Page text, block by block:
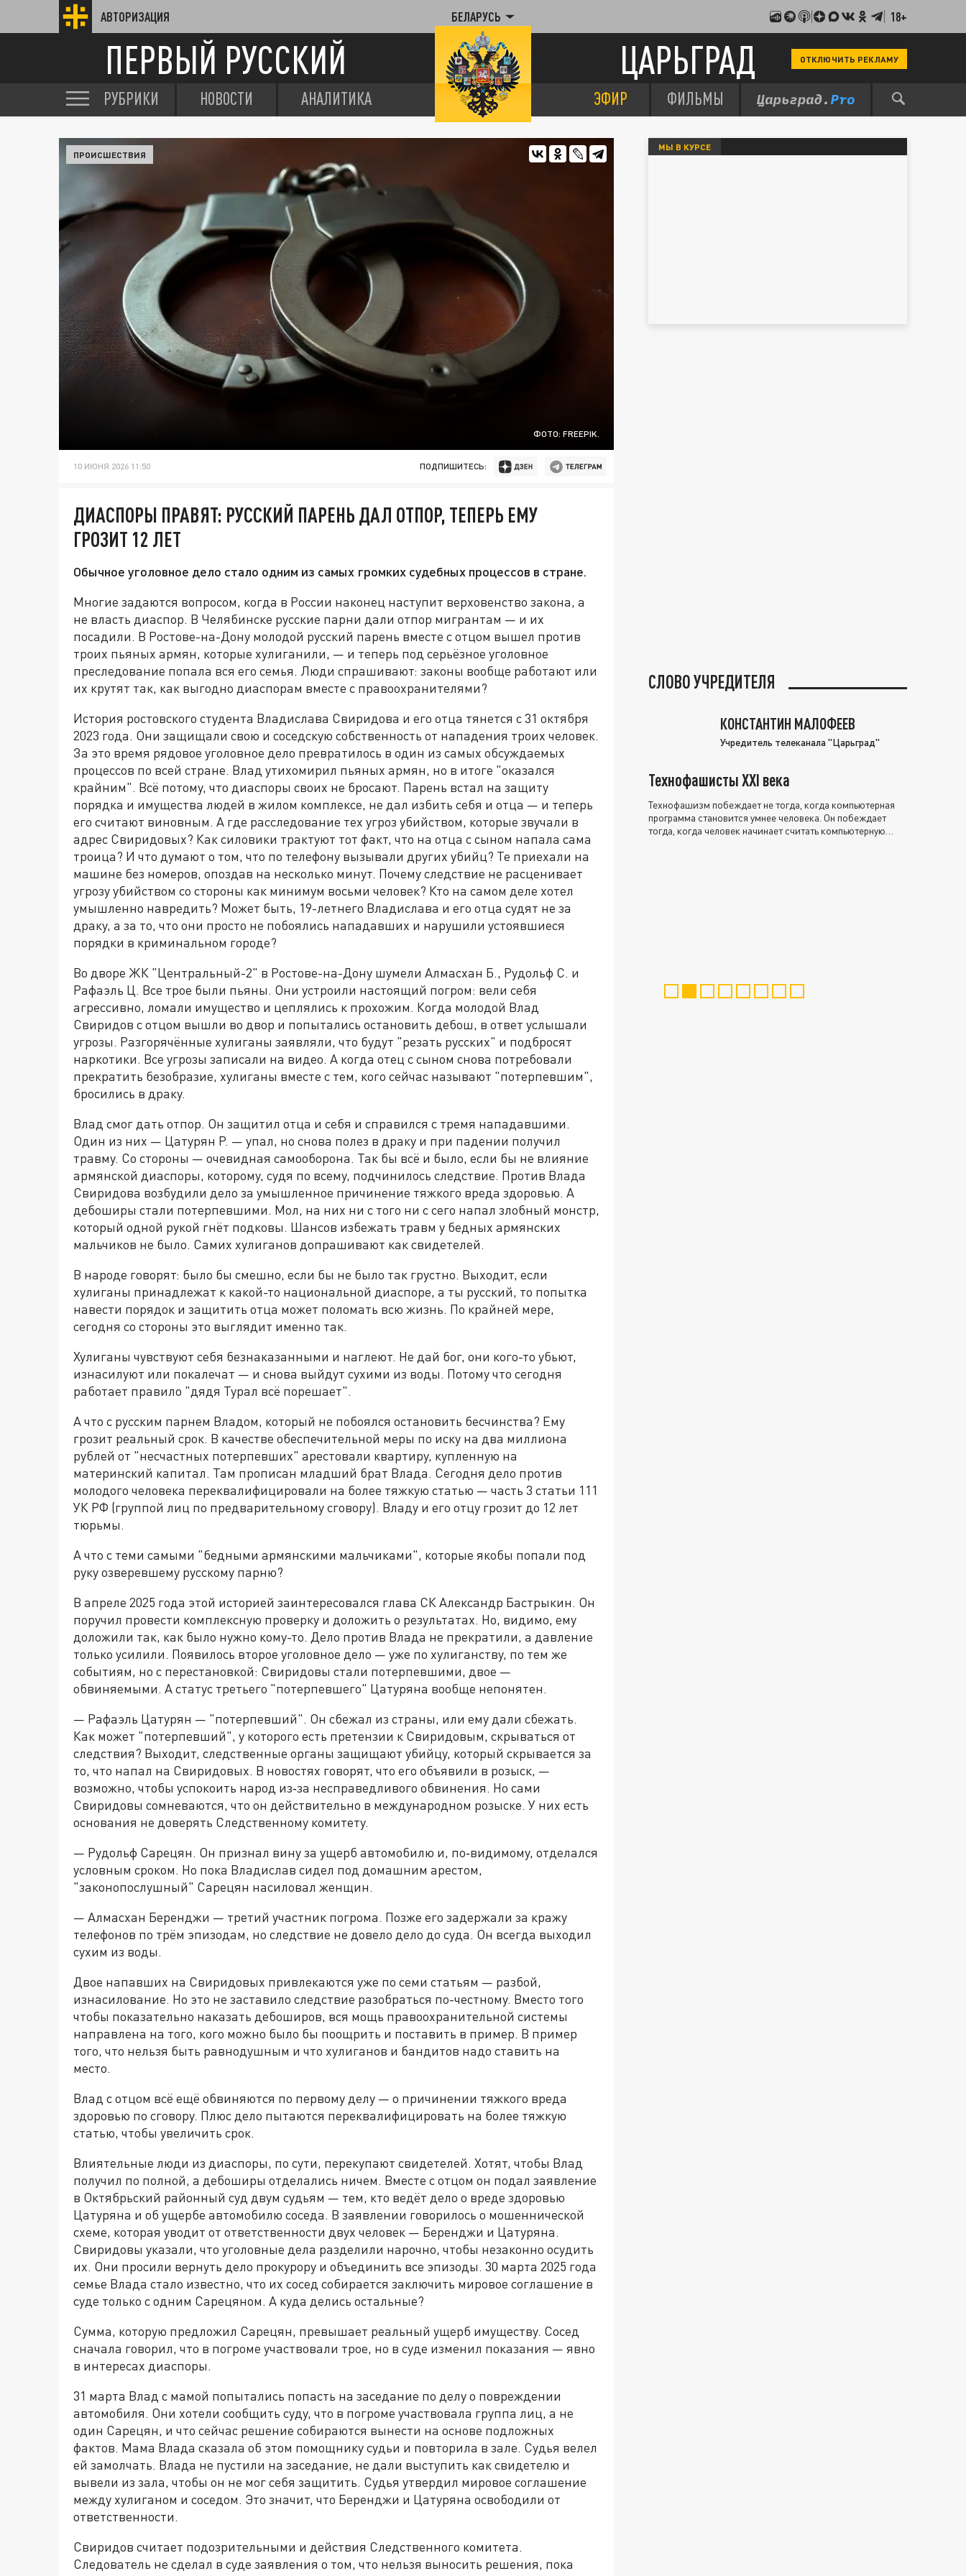
АВТОРИЗАЦИЯ БЕЛАРУСЬ 18+
ПЕРВЫЙ РУССКИЙ ЦАРЬГРАД ОТКЛЮЧИТЬ РЕКЛАМУ
РУБРИКИ НОВОСТИ АНАЛИТИКА ЭФИР ФИЛЬМЫ
ФОТО: FREEPIK.
ПРОИСШЕСТВИЯ
10 ИЮНЯ 2026 11:50 ПОДПИШИТЕСЬ:
ДИАСПОРЫ ПРАВЯТ: РУССКИЙ ПАРЕНЬ ДАЛ ОТПОР, ТЕПЕРЬ ЕМУ
ГРОЗИТ 12 ЛЕТ
Обычное уголовное дело стало одним из самых громких судебных процессов в стране.
Многие задаются вопросом, когда в России наконец наступит верховенство закона, а
не власть диаспор. В Челябинске русские парни дали отпор мигрантам — и их
посадили. В Ростове-на-Дону молодой русский парень вместе с отцом вышел против
троих пьяных армян, которые хулиганили, — и теперь под серьёзное уголовное
преследование попала вся его семья. Люди спрашивают: законы вообще работают или
их крутят так, как выгодно диаспорам вместе с правоохранителями?
История ростовского студента Владислава Свиридова и его отца тянется с 31 октября
2023 года. Они защищали свою и соседскую собственность от нападения троих человек.
За это время рядовое уголовное дело превратилось в один из самых обсуждаемых
процессов по всей стране. Влад утихомирил пьяных армян, но в итоге "оказался
крайним". Всё потому, что диаспоры своих не бросают. Парень встал на защиту
порядка и имущества людей в жилом комплексе, не дал избить себя и отца — и теперь
его считают виновным. А где расследование тех угроз убийством, которые звучали в
адрес Свиридовых? Как силовики трактуют тот факт, что на отца с сыном напала сама
троица? И что думают о том, что по телефону вызывали других убийц? Те приехали на
машине без номеров, опоздав на несколько минут. Почему следствие не расценивает
угрозу убийством со стороны как минимум восьми человек? Кто на самом деле хотел
умышленно навредить? Может быть, 19-летнего Владислава и его отца судят не за
драку, а за то, что они просто не побоялись нападавших и нарушили устоявшиеся
порядки в криминальном городе?
Во дворе ЖК "Центральный-2" в Ростове-на-Дону шумели Алмасхан Б., Рудольф С. и
Рафаэль Ц. Все трое были пьяны. Они устроили настоящий погром: вели себя
агрессивно, ломали имущество и цеплялись к прохожим. Когда молодой Влад
Свиридов с отцом вышли во двор и попытались остановить дебош, в ответ услышали
угрозы. Разгорячённые хулиганы заявляли, что будут "резать русских" и подбросят
наркотики. Все угрозы записали на видео. А когда отец с сыном снова потребовали
прекратить безобразие, хулиганы вместе с тем, кого сейчас называют "потерпевшим",
бросились в драку.
Влад смог дать отпор. Он защитил отца и себя и справился с тремя нападавшими.
Один из них — Цатурян Р. — упал, но снова полез в драку и при падении получил
травму. Со стороны — очевидная самооборона. Так бы всё и было, если бы не влияние
армянской диаспоры, которому, судя по всему, подчинилось следствие. Против Влада
Свиридова возбудили дело за умышленное причинение тяжкого вреда здоровью. А
дебоширы стали потерпевшими. Мол, на них ни с того ни с сего напал злобный монстр,
который одной рукой гнёт подковы. Шансов избежать травм у бедных армянских
мальчиков не было. Самих хулиганов допрашивают как свидетелей.
В народе говорят: было бы смешно, если бы не было так грустно. Выходит, если
хулиганы принадлежат к какой-то национальной диаспоре, а ты русский, то попытка
навести порядок и защитить отца может поломать всю жизнь. По крайней мере,
сегодня со стороны это выглядит именно так.
Хулиганы чувствуют себя безнаказанными и наглеют. Не дай бог, они кого-то убьют,
изнасилуют или покалечат — и снова выйдут сухими из воды. Потому что сегодня
работает правило "дядя Турал всё порешает".
А что с русским парнем Владом, который не побоялся остановить бесчинства? Ему
грозит реальный срок. В качестве обеспечительной меры по иску на два миллиона
рублей от "несчастных потерпевших" арестовали квартиру, купленную на
материнский капитал. Там прописан младший брат Влада. Сегодня дело против
молодого человека переквалифицировали на более тяжкую статью — часть 3 статьи 111
УК РФ (группой лиц по предварительному сговору). Владу и его отцу грозит до 12 лет
тюрьмы.
А что с теми самыми "бедными армянскими мальчиками", которые якобы попали под
руку озверевшему русскому парню?
В апреле 2025 года этой историей заинтересовался глава СК Александр Бастрыкин. Он
поручил провести комплексную проверку и доложить о результатах. Но, видимо, ему
доложили так, как было нужно кому-то. Дело против Влада не прекратили, а давление
только усилили. Появилось второе уголовное дело — уже по хулиганству, по тем же
событиям, но с перестановкой: Свиридовы стали потерпевшими, двое —
обвиняемыми. А статус третьего "потерпевшего" Цатуряна вообще непонятен.
— Рафаэль Цатурян — "потерпевший". Он сбежал из страны, или ему дали сбежать.
Как может "потерпевший", у которого есть претензии к Свиридовым, скрываться от
следствия? Выходит, следственные органы защищают убийцу, который скрывается за
то, что напал на Свиридовых. В новостях говорят, что его объявили в розыск, —
возможно, чтобы успокоить народ из‑за несправедливого обвинения. Но сами
Свиридовы сомневаются, что он действительно в международном розыске. У них есть
основания не доверять Следственному комитету.
— Рудольф Сарецян. Он признал вину за ущерб автомобилю и, по‑видимому, отделался
условным сроком. Но пока Владислав сидел под домашним арестом,
"законопослушный" Сарецян насиловал женщин.
— Алмасхан Беренджи — третий участник погрома. Позже его задержали за кражу
телефонов по трём эпизодам, но следствие не довело дело до суда. Он всегда выходил
сухим из воды.
Двое напавших на Свиридовых привлекаются уже по семи статьям — разбой,
изнасилование. Но это не заставило следствие разобраться по-честному. Вместо того
чтобы показательно наказать дебоширов, вся мощь правоохранительной системы
направлена на того, кого можно было бы поощрить и поставить в пример. В пример
того, что нельзя быть равнодушным и что хулиганов и бандитов надо ставить на
место.
Влад с отцом всё ещё обвиняются по первому делу — о причинении тяжкого вреда
здоровью по сговору. Плюс дело пытаются переквалифицировать на более тяжкую
статью, чтобы увеличить срок.
Влиятельные люди из диаспоры, по сути, перекупают свидетелей. Хотят, чтобы Влад
получил по полной, а дебоширы отделались ничем. Вместе с отцом он подал заявление
в Октябрьский районный суд двум судьям — тем, кто ведёт дело о вреде здоровью
Цатуряна и об ущербе автомобилю соседа. В заявлении говорилось о мошеннической
схеме, которая уводит от ответственности двух человек — Беренджи и Цатуряна.
Свиридовы указали, что уголовные дела разделили нарочно, чтобы незаконно осудить
их. Они просили вернуть дело прокурору и объединить все эпизоды. 30 марта 2025 года
семье Влада стало известно, что их сосед собирается заключить мировое соглашение в
суде только с одним Сарецяном. А куда делись остальные?
Сумма, которую предложил Сарецян, превышает реальный ущерб имуществу. Сосед
сначала говорил, что в погроме участвовали трое, но в суде изменил показания — явно
в интересах диаспоры.
31 марта Влад с мамой попытались попасть на заседание по делу о повреждении
автомобиля. Они хотели сообщить суду, что в погроме участвовала группа лиц, а не
один Сарецян, и что сейчас решение собираются вынести на основе подложных
фактов. Мама Влада сказала об этом помощнику судьи и повторила в зале. Судья велел
ей замолчать. Влада не пустили на заседание, не дали выступить как свидетелю и
вывели из зала, чтобы он не мог себя защитить. Судья утвердил мировое соглашение
между хулиганом и соседом. Это значит, что Беренджи и Цатуряна освободили от
ответственности.
Свиридов считает подозрительными и действия Следственного комитета.
Следователь не сделал в суде заявления о том, что нельзя выносить решения, пока
МЫ В КУРСЕ
СЛОВО УЧРЕДИТЕЛЯ
КОНСТАНТИН МАЛОФЕЕВ
Учредитель телеканала "Царьград"
Технофашисты XXI века
Технофашизм побеждает не тогда, когда компьютерная
программа становится умнее человека. Он побеждает
тогда, когда человек начинает считать компьютерную